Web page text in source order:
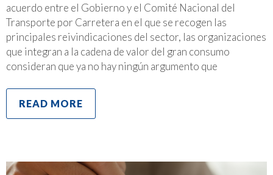
acuerdo entre el Gobierno y el Comité Nacional del
Transporte por Carretera en el que se recogen las
principales reivindicaciones del sector, las organizaciones
que integran a la cadena de valor del gran consumo
consideran que ya no hay ningún argumento que
READ MORE